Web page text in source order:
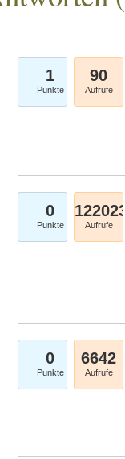
1
Punkte
90
Aufrufe
0
Punkte
122023
Aufrufe
0
Punkte
6642
Aufrufe